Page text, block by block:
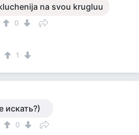
na svou krugluu
0
1
искать?)
0